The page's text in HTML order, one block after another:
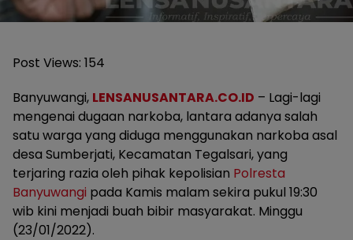
Post Views: 154
Banyuwangi, LENSANUSANTARA.CO.ID – Lagi-lagi
mengenai dugaan narkoba, lantara adanya salah
satu warga yang diduga menggunakan narkoba asal
desa Sumberjati, Kecamatan Tegalsari, yang
terjaring razia oleh pihak kepolisian Polresta
Banyuwangi pada Kamis malam sekira pukul 19:30
wib kini menjadi buah bibir masyarakat. Minggu
(23/01/2022).